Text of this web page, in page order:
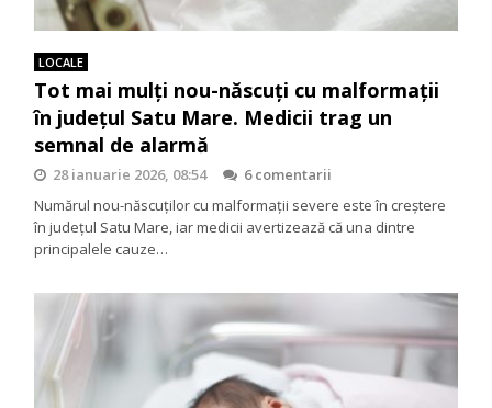
LOCALE
Tot mai mulți nou-născuți cu malformații
în județul Satu Mare. Medicii trag un
semnal de alarmă
28 ianuarie 2026, 08:54
6 comentarii
Numărul nou-născuților cu malformații severe este în creștere
în județul Satu Mare, iar medicii avertizează că una dintre
principalele cauze…